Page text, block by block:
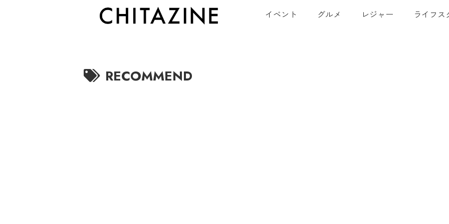
イベント グルメ レジャー ライフス
RECOMMEND